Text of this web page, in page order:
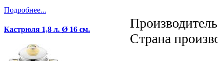
Страна
Подробнее...
Кастрюля 1,8 л. Ø 16 см.